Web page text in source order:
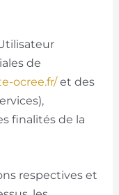
de
ocree.fr/et des
finalités de la
respectives et